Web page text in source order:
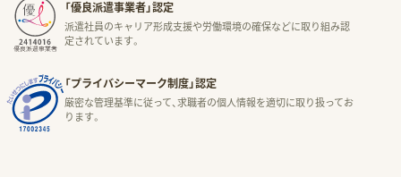
「優良派遣事業者」認定
派遣社員のキャリア形成支援や労働環境の確保などに取り組み認
定されています。
「プライバシーマーク制度」認定
厳密な管理基準に従って、求職者の個人情報を適切に取り扱ってお
ります。